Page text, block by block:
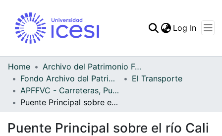
Statistics
Log In
Home
Archivo del Patrimonio Fotográfico y Fílmico del Valle del Cauca
Fondo Archivo del Patrimonio Fotográfico y Fílmico del Valle del Cauca
El Transporte
APFFVC - Carreteras, Puentes - Patrimonial
Puente Principal sobre el río Cali
Puente Principal sobre el río Cali